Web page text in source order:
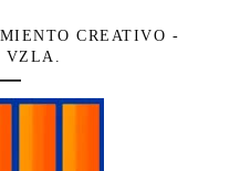
CREATIVO -
VZLA.